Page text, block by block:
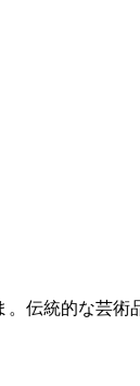
伝統的な芸術